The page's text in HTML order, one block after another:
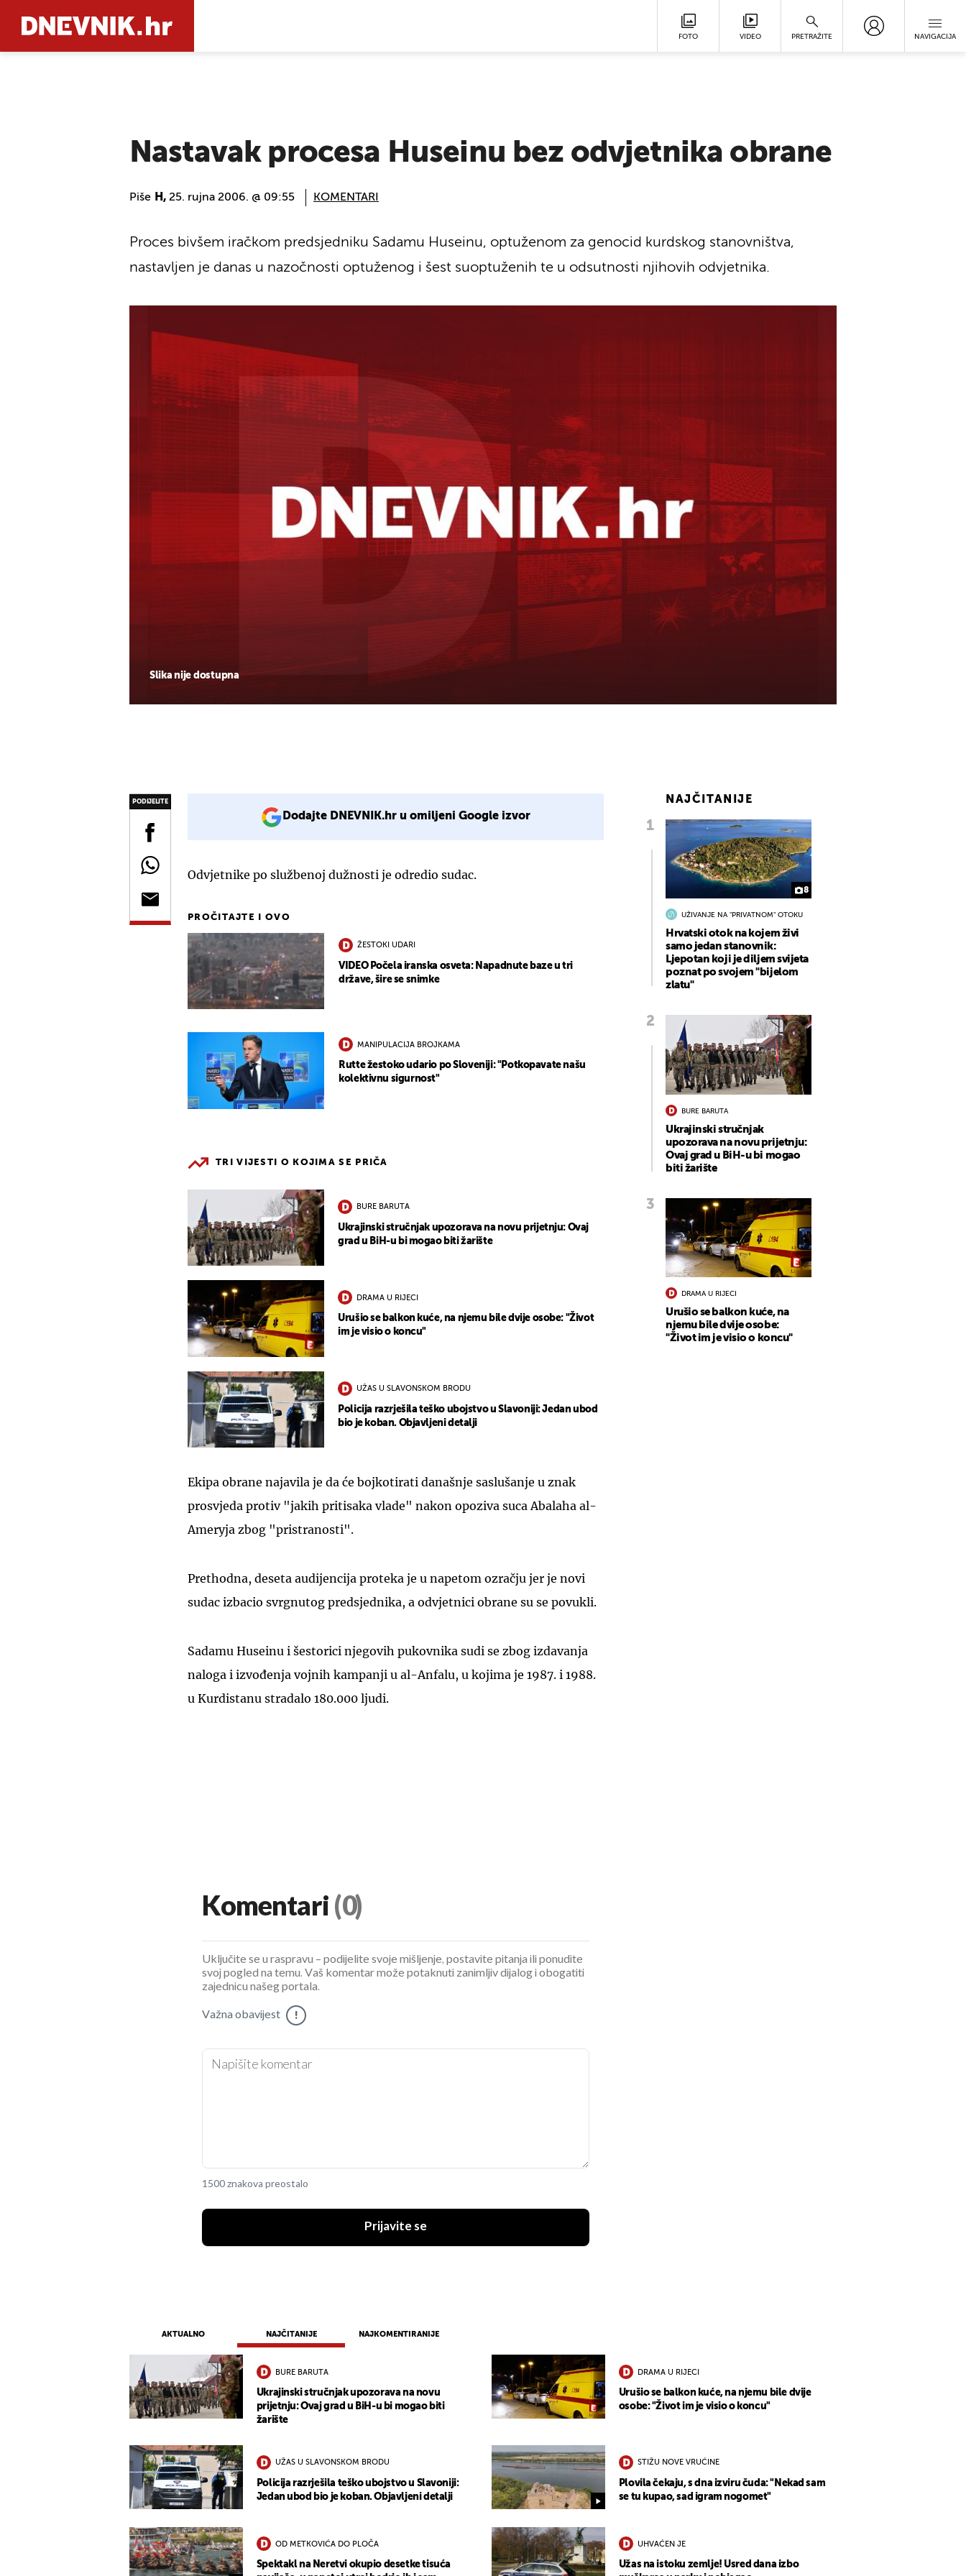
FOTO VIDEO PRETRAŽITE NAVIGACIJA
Nastavak procesa Huseinu bez odvjetnika obrane
Piše H, 25. rujna 2006. @ 09:55 KOMENTARI
Slika nije dostupna
Proces bivšem iračkom predsjedniku Sadamu Huseinu, optuženom za genocid kurdskog stanovništva,
nastavljen je danas u nazočnosti optuženog i šest suoptuženih te u odsutnosti njihovih odvjetnika.
PODIJELITE
Dodajte DNEVNIK.hr u omiljeni Google izvor
Odvjetnike po službenoj dužnosti je odredio sudac.
PROČITAJTE I OVO
ŽESTOKI UDARI
VIDEO Počela iranska osveta: Napadnute baze u tri
države, šire se snimke
MANIPULACIJA BROJKAMA
Rutte žestoko udario po Sloveniji: "Potkopavate našu
kolektivnu sigurnost"
TRI VIJESTI O KOJIMA SE PRIČA
BURE BARUTA
Ukrajinski stručnjak upozorava na novu prijetnju: Ovaj
grad u BiH-u bi mogao biti žarište
DRAMA U RIJECI
Urušio se balkon kuće, na njemu bile dvije osobe: "Život
im je visio o koncu"
UŽAS U SLAVONSKOM BRODU
Policija razrješila teško ubojstvo u Slavoniji: Jedan ubod
bio je koban. Objavljeni detalji
Ekipa obrane najavila je da će bojkotirati današnje saslušanje u znak
prosvjeda protiv "jakih pritisaka vlade" nakon opoziva suca Abalaha al-
Ameryja zbog "pristranosti".
Prethodna, deseta audijencija proteka je u napetom ozračju jer je novi
sudac izbacio svrgnutog predsjednika, a odvjetnici obrane su se povukli.
Sadamu Huseinu i šestorici njegovih pukovnika sudi se zbog izdavanja
naloga i izvođenja vojnih kampanji u al-Anfalu, u kojima je 1987. i 1988.
u Kurdistanu stradalo 180.000 ljudi.
NAJČITANIJE
8
UŽIVANJE NA "PRIVATNOM" OTOKU
Hrvatski otok na kojem živi
samo jedan stanovnik:
Ljepotan koji je diljem svijeta
poznat po svojem "bijelom
zlatu"
BURE BARUTA
Ukrajinski stručnjak
upozorava na novu prijetnju:
Ovaj grad u BiH-u bi mogao
biti žarište
DRAMA U RIJECI
Urušio se balkon kuće, na
njemu bile dvije osobe:
"Život im je visio o koncu"
Komentari (0)
Uključite se u raspravu – podijelite svoje mišljenje, postavite pitanja ili ponudite
svoj pogled na temu. Vaš komentar može potaknuti zanimljiv dijalog i obogatiti
zajednicu našeg portala.
Važna obavijest !
1500 znakova preostalo
Prijavite se
AKTUALNO NAJČITANIJE NAJKOMENTIRANIJE
BURE BARUTA
Ukrajinski stručnjak upozorava na novu
prijetnju: Ovaj grad u BiH-u bi mogao biti
žarište
DRAMA U RIJECI
Urušio se balkon kuće, na njemu bile dvije
osobe: "Život im je visio o koncu"
UŽAS U SLAVONSKOM BRODU
Policija razrješila teško ubojstvo u Slavoniji:
Jedan ubod bio je koban. Objavljeni detalji
STIŽU NOVE VRUĆINE
Plovila čekaju, s dna izviru čuda: "Nekad sam
se tu kupao, sad igram nogomet"
OD METKOVIĆA DO PLOČA
Spektakl na Neretvi okupio desetke tisuća
UHVAĆEN JE
Užas na istoku zemlje! Usred dana izbo